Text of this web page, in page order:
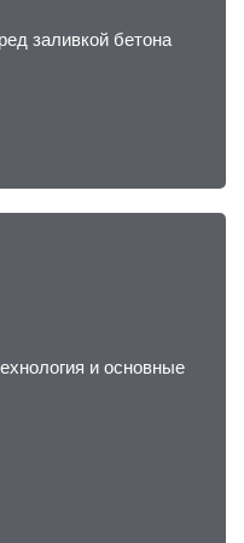
заливкой бетона
и основные